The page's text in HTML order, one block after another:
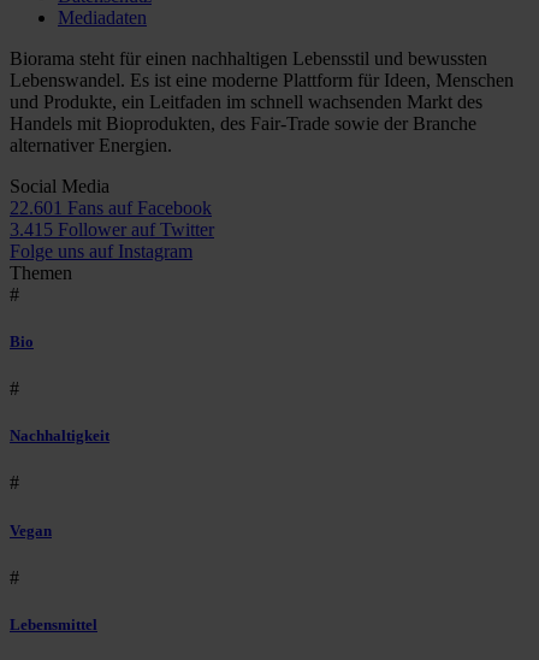
Mediadaten
Biorama steht für einen nachhaltigen Lebensstil und bewussten
Lebenswandel. Es ist eine moderne Plattform für Ideen, Menschen
und Produkte, ein Leitfaden im schnell wachsenden Markt des
Handels mit Bioprodukten, des Fair-Trade sowie der Branche
alternativer Energien.
Social Media
22.601 Fans auf Facebook
3.415 Follower auf Twitter
Folge uns auf Instagram
Themen
#
Bio
#
Nachhaltigkeit
#
Vegan
#
Lebensmittel